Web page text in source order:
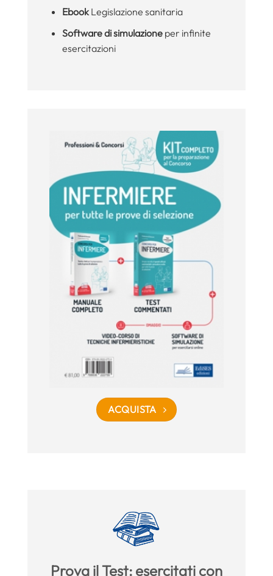
Ebook Legislazione sanitaria
Software di simulazioneper infinite
esercitazioni
ACQUISTA
Prova il Test: esercitati con